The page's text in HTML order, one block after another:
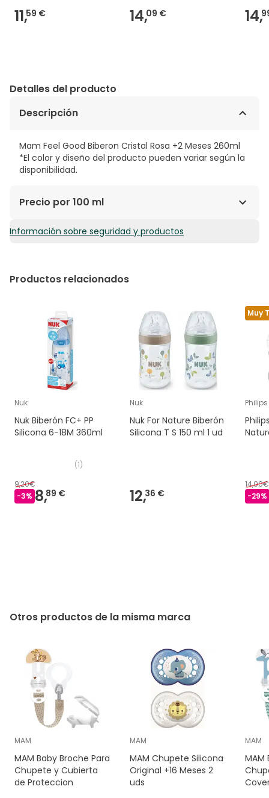
11,59 € 14,09 € 14,
Detalles del producto
Descripción
Mam Feel Good Biberon Cristal Rosa +2 Meses 260ml
*El color y diseño del producto pueden variar según la
disponibilidad.
Precio por 100 ml
6,54€ / 100 ml
Información sobre seguridad y productos
Productos relacionados
Nuk
Nuk Biberón FC+ PP
Silicona 6-18M 360ml
(1)
9,20€
-3% 8,89 €
Nuk
Nuk For Nature Biberón
Silicona T S 150 ml 1 ud
12,36 €
Muy
14,00€
-29%
Otros productos de la misma marca
MAM
MAM Baby Broche Para
Chupete y Cubierta
de Proteccion
MAM
MAM Chupete Silicona
Original +16 Meses 2
uds
MAM
MAM